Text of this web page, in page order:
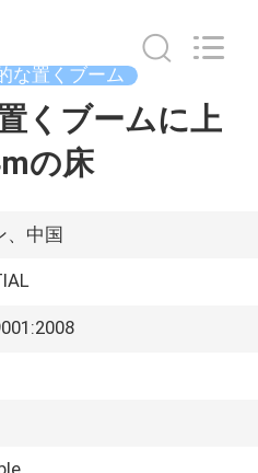
な置くブーム
くブームに上
の床
、中国